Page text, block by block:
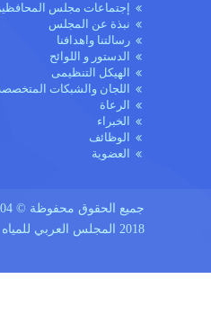
إجتماعات مجلس المحافظين
نبذة عن المجلس
رسالتنا واهدافنا
الدستور و اللوائح
الهيكل التنظيمى
اللجان والشبكات المتخصصة
الرعاة
الخبراء
الوظائف
العضوية
2018 المجلس العربي للمياه